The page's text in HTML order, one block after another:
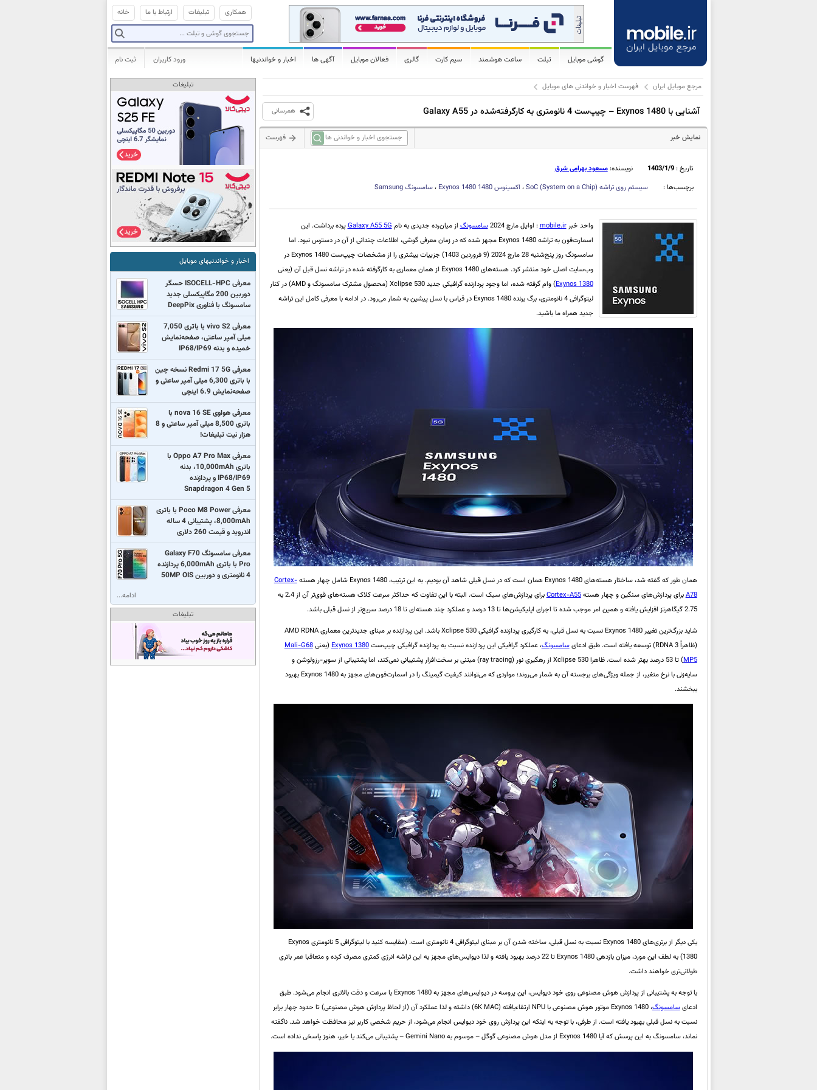
خانه ارتباط با ما تبلیغات همکاری
گوشی موبایل تبلت ساعت هوشمند سیم کارت گالری فعالان موبایل آگهی ها اخبار و خواندنیها ثبت نام ورود کاربران
مرجع موبایل ایران فهرست اخبار و خواندنی های موبایل
آشنایی با Exynos 1480 – چیپ‌ست 4 نانومتری به کارگرفته‌شده در Galaxy A55 همرسانی
نمایش خبر فهرست
تاریخ :1403/1/9 نویسنده:مسعود بهرامی شرق
برچسب‌ها :
سیستم روی تراشه SoC (System on a Chip)، اکسینوس 1480 Exynos 1480 ،سامسونگSamsung
واحد خبرmobile.ir: اوایل مارچ 2024 سامسونگاز میان‌رده جدیدی به نامGalaxy A55 5Gپرده برداشت. این
اسمارت‌فون به تراشه Exynos 1480 مجهز شده که در زمان معرفی گوشی، اطلاعات چندانی از آن در دسترس نبود. اما
سامسونگ روز پنج‌شنبه 28 مارچ 2024 (9 فروردین 1403) جزییات بیشتری را از مشخصات چیپ‌ست Exynos 1480 در
وب‌سایت اصلی خود منتشر کرد. هسته‌های Exynos 1480 از همان معماری به کارگرفته شده در تراشه نسل قبل آن (یعنی
Exynos 1380
) وام گرفته شده، اما وجود پردازنده گرافیکی جدید Xclipse 530 (محصول مشترک سامسونگ و AMD) در کنار
لیتوگرافی 4 نانومتری، برگ برنده Exynos 1480 در قیاس با نسل پیشین به شمار می‌رود. در ادامه با معرفی کامل این تراشه
جدید همراه ما باشید.
همان طور که گفته شد، ساختار هسته‌های Exynos 1480 همان است که در نسل قبلی شاهد آن بودیم. به این ترتیب، Exynos 1480 شامل چهار هسته
Cortex-
A78برای پردازش‌های سنگین و چهار هستهCortex-A55
برای پردازش‌های سبک است. البته با این تفاوت که حداکثر سرعت کلاک هسته‌های قوی‌تر آن از 2.4 به
2.75 گیگاهرتز افزایش یافته و همین امر موجب شده تا اجرای اپلیکیشن‌ها تا 13 درصد و عملکرد چند هسته‌ای تا 18 درصد سریع‌تر از نسل قبلی باشد.
شاید بزرگ‌ترین تغییر Exynos 1480 نسبت به نسل قبلی، به کارگیری پردازنده گرافیکی Xclipse 530 باشد. این پردازنده بر مبنای جدیدترین معماری AMD RDNA
(ظاهراً RDNA 3) توسعه یافته است. طبق ادعای
سامسونگ، عملکرد گرافیکی این پردازنده نسبت به پردازنده گرافیکی چیپ‌ستExynos 1380(یعنیMali-G68
MP5
) تا 53 درصد بهتر شده است. ظاهرا Xclipse 530 از رهگیری نور (ray tracing) مبتنی بر سخت‌افزار پشتیبانی نمی‌کند، اما پشتیبانی از سوپر-رزولوشن و
سایه‌زنی با نرخ متغیر، از جمله ویژگی‌های برجسته آن به شمار می‌روند؛ مواردی که می‌توانند کیفیت گیمینگ را در اسمارت‌فون‌های مجهز به Exynos 1480 بهبود
ببخشند.
یکی دیگر از برتری‌های Exynos 1480 نسبت به نسل قبلی، ساخته شدن آن بر مبنای لیتوگرافی 4 نانومتری است. (مقایسه کنید با لیتوگرافی 5 نانومتری Exynos
1380) به لطف این مورد، میزان بازدهی Exynos 1480 تا 22 درصد بهبود یافته و لذا دیوایس‌های مجهز به این تراشه انرژی کمتری مصرف کرده و متعاقبا عمر باتری
طولانی‌تری خواهند داشت.
با توجه به پشتیبانی از پردازش هوش مصنوعی روی خود دیوایس، این پروسه در دیوایس‌های مجهز به Exynos 1480 با سرعت و دقت بالاتری انجام می‌شود. طبق
ادعایسامسونگ
، Exynos 1480 موتور هوش مصنوعی با NPU ارتقاء‌یافته (6K MAC) داشته و لذا عملکرد آن (از لحاظ پردازش هوش مصنوعی) تا حدود چهار برابر
نسبت به نسل قبلی بهبود یافته است. از طرفی، با توجه به اینکه این پردازش روی خود دیوایس انجام می‌شود، از حریم شخصی کاربر نیز محافظت خواهد شد. ناگفته
نماند، سامسونگ به این پرسش که آیا Exynos 1480 از مدل هوش مصنوعی گوگل – موسوم به Gemini Nano – پشتیبانی می‌کند یا خیر، هنوز پاسخی نداده است.
تبلیغات
اخبار و خواندنیهای موبایل
معرفی ISOCELL-HPC حسگر
دوربین 200 مگاپیکسلی جدید
سامسونگ با فناوری DeepPix
معرفی vivo S2 با باتری 7,050
میلی آمپر ساعتی، صفحه‌نمایش
خمیده و بدنه IP68/IP69
معرفی Redmi 17 5G نسخه چین
با باتری 6,300 میلی آمپر ساعتی و
صفحه‌نمایش 6.9 اینچی
معرفی هواوی nova 16 SE با
باتری 8,500 میلی آمپر ساعتی و 8
هزار نیت تبلیغات!
معرفی Oppo A7 Pro Max با
باتری 10,000mAh، بدنه
IP68/IP69 و پردازنده
Snapdragon 4 Gen 5
معرفی Poco M8 Power با باتری
8,000mAh، پشتیبانی 4 ساله
اندروید و قیمت 260 دلاری
معرفی سامسونگ Galaxy F70
Pro با باتری 6,000mAh پردازنده
4 نانومتری و دوربین 50MP OIS
ادامه...
تبلیغات